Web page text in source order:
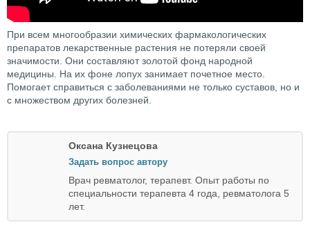
При всем многообразии химических фармакологических
препаратов лекарственные растения не потеряли своей
значимости. Они составляют золотой фонд народной
медицины. На их фоне лопух занимает почетное место.
Помогает справиться с заболеваниями не только суставов, но и
с множеством других болезней.
Оксана Кузнецова
Задать вопрос автору
Врач ревматолог, терапевт. Опыт работы по
специальности терапевта 4 года, ревматолога 5
лет.